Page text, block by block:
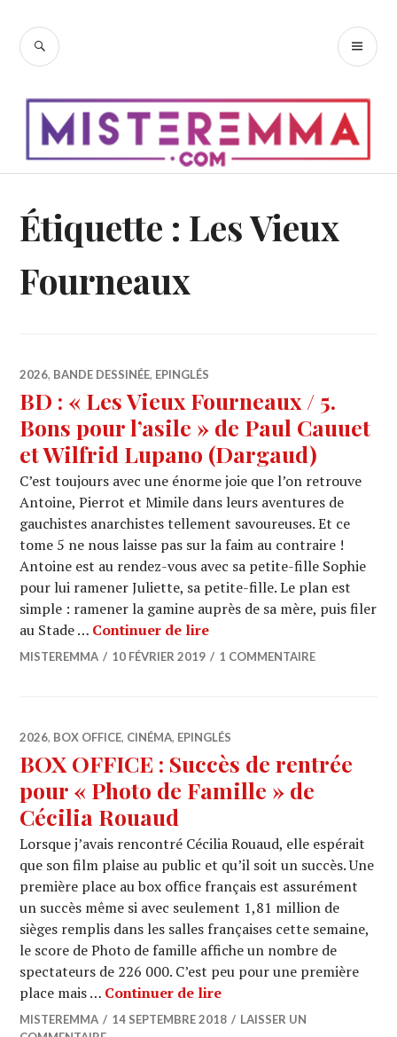
contenu
RECHERCHE
Étiquette : Les Vieux
Fourneaux
2026, BANDE DESSINÉE, EPINGLÉS
BD : « Les Vieux Fourneaux / 5.
Bons pour l’asile » de Paul Cauuet
et Wilfrid Lupano (Dargaud)
C’est toujours avec une énorme joie que l’on retrouve
Antoine, Pierrot et Mimile dans leurs aventures de
gauchistes anarchistes tellement savoureuses. Et ce
tome 5 ne nous laisse pas sur la faim au contraire !
Antoine est au rendez-vous avec sa petite-fille Sophie
pour lui ramener Juliette, sa petite-fille. Le plan est
simple : ramener la gamine auprès de sa mère, puis filer
au Stade … Continuer de lireBD : « Les Vieux
MISTEREMMA 10 FÉVRIER 2019 1 COMMENTAIRE
2026, BOX OFFICE, CINÉMA, EPINGLÉS
BOX OFFICE : Succès de rentrée
pour « Photo de Famille » de
Cécilia Rouaud
Lorsque j’avais rencontré Cécilia Rouaud, elle espérait
que son film plaise au public et qu’il soit un succès. Une
première place au box office français est assurément
un succès même si avec seulement 1,81 million de
sièges remplis dans les salles françaises cette semaine,
le score de Photo de famille affiche un nombre de
spectateurs de 226 000. C’est peu pour une première
place mais … Continuer de lireBOX OFFICE : Succès
MISTEREMMA 14 SEPTEMBRE 2018
LAISSER UN